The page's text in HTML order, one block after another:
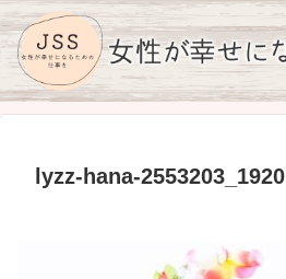
lyzz-hana-2553203_1920